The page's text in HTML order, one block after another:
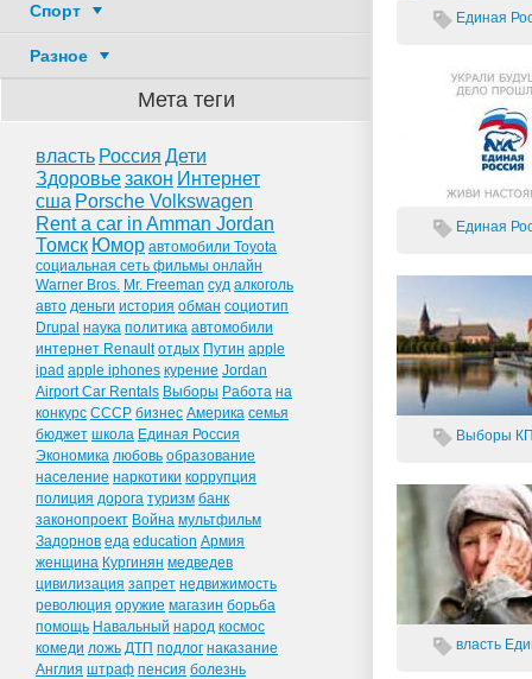
Спорт
Разное
Мета теги
власть Россия Дети
Здоровьезакон Интернет
сша Porsche Volkswagen
Rent a car in Amman Jordan
Томск Юмор автомобили Toyota
социальная сеть фильмы онлайн
Warner Bros. Mr. Freeman суд алкоголь
авто деньги история обман социотип
Drupal наука политика автомобили
интернет Renault отдых Путин apple
ipad apple iphones курение Jordan
Airport Car Rentals Выборы Работа на
конкурс СССР бизнес Америка семья
бюджет школа Единая Россия
Экономика любовь образование
население наркотики коррупция
полиция дорога туризм банк
законопроект Война мультфильм
Задорнов еда education Армия
женщина Кургинян медведев
цивилизация запрет недвижимость
революция оружие магазин борьба
помощь Навальный народ космос
комеди ложь ДТП подлог наказание
Англия штраф пенсия болезнь
Единая
Единая
Выборы
власть